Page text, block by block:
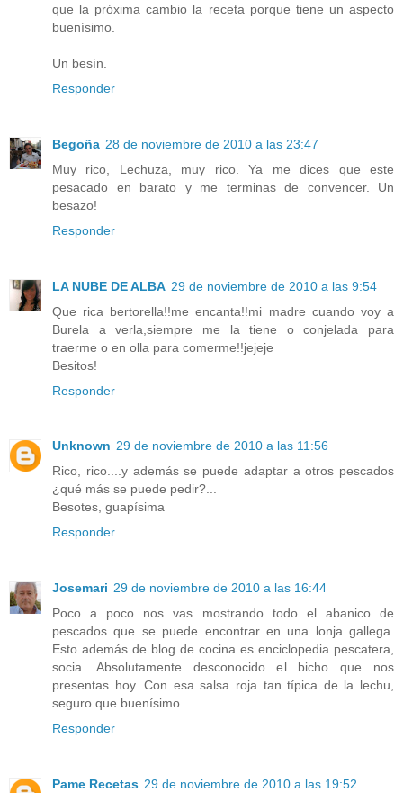
que la próxima cambio la receta porque tiene un aspecto
buenísimo.
Un besín.
Responder
Begoña 28 de noviembre de 2010 a las 23:47
Muy rico, Lechuza, muy rico. Ya me dices que este
pesacado en barato y me terminas de convencer. Un
besazo!
Responder
LA NUBE DE ALBA 29 de noviembre de 2010 a las 9:54
Que rica bertorella!!me encanta!!mi madre cuando voy a
Burela a verla,siempre me la tiene o conjelada para
traerme o en olla para comerme!!jejeje
Besitos!
Responder
Unknown 29 de noviembre de 2010 a las 11:56
Rico, rico....y además se puede adaptar a otros pescados
¿qué más se puede pedir?...
Besotes, guapísima
Responder
Josemari 29 de noviembre de 2010 a las 16:44
Poco a poco nos vas mostrando todo el abanico de
pescados que se puede encontrar en una lonja gallega.
Esto además de blog de cocina es enciclopedia pescatera,
socia. Absolutamente desconocido el bicho que nos
presentas hoy. Con esa salsa roja tan típica de la lechu,
seguro que buenísimo.
Responder
Pame Recetas 29 de noviembre de 2010 a las 19:52